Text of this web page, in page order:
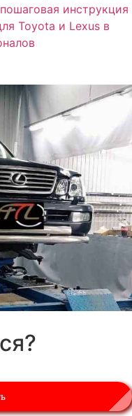
инструкция
Toyota и Lexus в